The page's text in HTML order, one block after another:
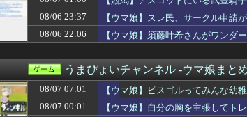
「強いおっさんキャラ（年齢40～50代）」はよ
【遊戯王】新規「聖王女ローズパメラ」の”ドミ
【悲報】ゼノブレイド・ヨッシー・スタフォ
【ウマ娘】ピスゴルってみんな幼稚園児設定だ
【ウマ娘】胸のデカイ合法ウマ娘とかそりゃ国関
【艦これ】ヴァトールはなんて呼べばいいんだ
ゲーミングPCの主流はVRAM 8GBから16GBに
【ウマ娘】スキポが増えてきた反面、面倒にな
08/06 23:37
【ウマ娘】スレ民、サークル申請
08/06 22:06
【ウマ娘】須藤叶希さんがワンダ
うまぴょいチャンネル -ウマ娘まと
08/07 07:01
【ウマ娘】ピスゴルってみんな幼
08/07 00:01
【ウマ娘】自分の胸を主張してト